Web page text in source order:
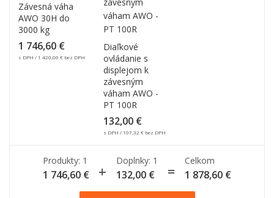
Závesná váha
AWO 30H do
3000 kg
1 746,60 €
s DPH / 1 420,00 € bez DPH
Diaľkové
ovládanie s
displejom k
závesným
váham AWO -
PT 100R
132,00 €
s DPH / 107,32€ bez DPH
Produkty: 1
1 746,60 €
Doplnky: 1
132,00 €
Celkom
1 878,60 €